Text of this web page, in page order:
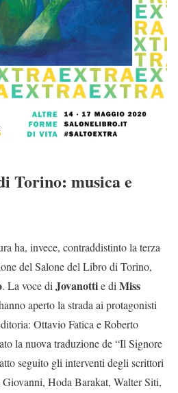
Torino: musica e
ha, invece, contraddistinto la terza
del Salone del Libro di Torino,
. La voce diJovanottie diMiss
aperto la strada ai protagonisti
Ottavio Fatica e Roberto
la nuova traduzione de “Il Signore
seguito gli interventi degli scrittori
Hoda Barakat, Walter Siti,